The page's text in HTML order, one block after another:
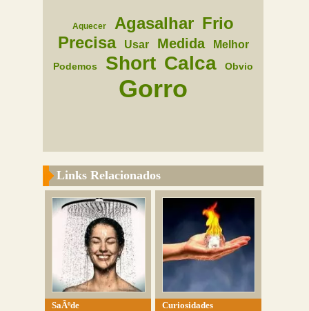
Aquecer Agasalhar Frio
Precisa
Usar Medida Melhor
Podemos Short Calca Obvio
Gorro
Links Relacionados
SaÃºde
Curiosidades